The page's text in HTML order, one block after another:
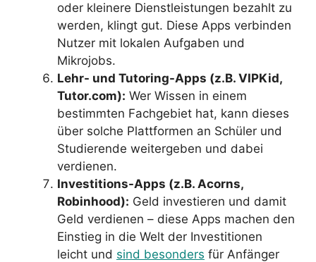
oder kleinere Dienstleistungen bezahlt zu
werden, klingt gut. Diese Apps verbinden
Nutzer mit lokalen Aufgaben und
Mikrojobs.
Lehr- und Tutoring-Apps (z.B. VIPKid,
Tutor.com): Wer Wissen in einem
bestimmten Fachgebiet hat, kann dieses
über solche Plattformen an Schüler und
Studierende weitergeben und dabei
verdienen.
Investitions-Apps (z.B. Acorns,
Robinhood): Geld investieren und damit
Geld verdienen – diese Apps machen den
Einstieg in die Welt der Investitionen
leicht und sind besonders für Anfänger